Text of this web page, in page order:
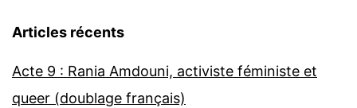
Articles récents
Acte 9 : Rania Amdouni, activiste féministe et
queer (doublage français)